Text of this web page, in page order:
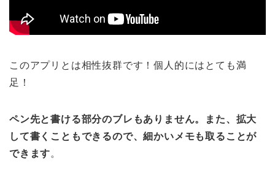
このアプリとは相性抜群です！個人的にはとても満
足！
ペン先と書ける部分のブレもありません。また、拡大
して書くこともできるので、細かいメモも取ることが
できます。